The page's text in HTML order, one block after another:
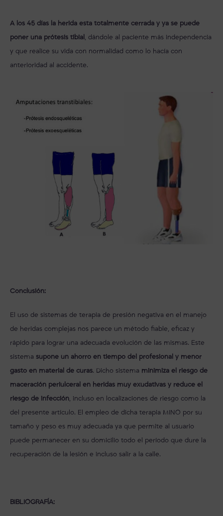
A los 45 días la herida esta totalmente cerrada y ya se puede
poner una prótesis tibial , dándole al paciente más independencia
y que realice su vida con normalidad como lo hacía con
anterioridad al accidente.
Conclusión:
El uso de sistemas de terapia de presión negativa en el manejo
de heridas complejas nos parece un método fiable, eficaz y
rápido para lograr una adecuada evolución de las mismas. Este
sistema supone un ahorro en tiempo del profesional y menor
gasto en material de curas. Dicho sistema minimiza el riesgo de
maceración periulceral en heridas muy exudativas y reduce el
riesgo de infección, incluso en localizaciones de riesgo como la
del presente artículo. El empleo de dicha terapia MINO por su
tamaño y peso es muy adecuada ya que permite al usuario
puede permanecer en su domicilio todo el período que dure la
recuperación de la lesión e incluso salir a la calle.
BIBLIOGRAFÍA: